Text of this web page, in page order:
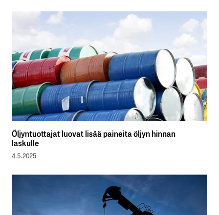
Öljyntuottajat luovat lisää paineita öljyn hinnan
laskulle
4.5.2025